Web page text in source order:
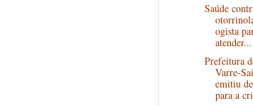
Saúde
ogista
atender...
Prefeitura
Varre-Sai
emitiu
para a